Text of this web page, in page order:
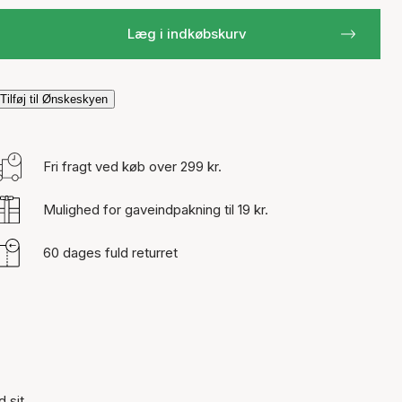
Læg i indkøbskurv
Tilføj til Ønskeskyen
Fri fragt ved køb over 299 kr.
Mulighed for gaveindpakning til 19 kr.
60 dages fuld returret